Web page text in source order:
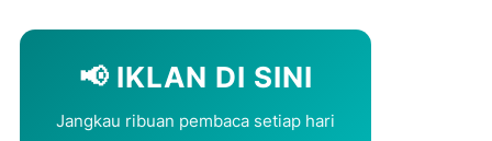
📢 IKLAN DI SINI
Jangkau ribuan pembaca setiap hari